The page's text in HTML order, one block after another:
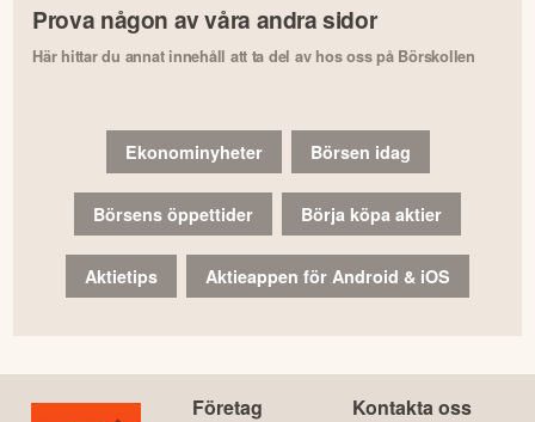
Prova någon av våra andra sidor
Här hittar du annat innehåll att ta del av hos oss på Börskollen
Ekonominyheter Börsen idag
Börsens öppettider Börja köpa aktier
Aktietips Aktieappen för Android & iOS
Företag Kontakta oss